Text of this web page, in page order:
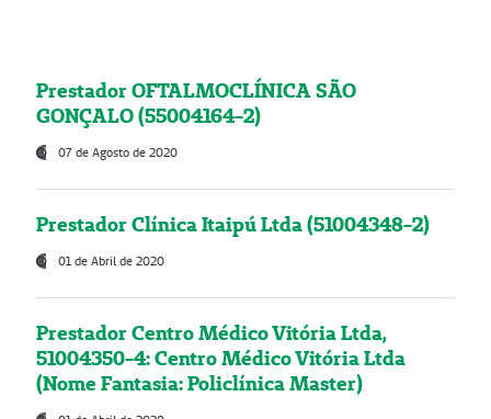
Prestador OFTALMOCLÍNICA SÃO
GONÇALO (55004164-2)
07 de Agosto de 2020
Prestador Clínica Itaipú Ltda (51004348-2)
01 de Abril de 2020
Prestador Centro Médico Vitória Ltda,
51004350-4: Centro Médico Vitória Ltda
(Nome Fantasia: Policlínica Master)